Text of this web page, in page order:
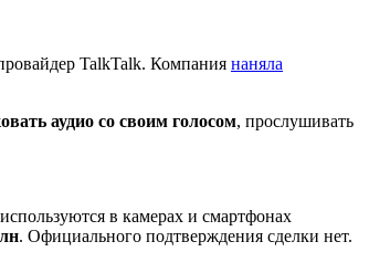
TalkTalk. Компания наняла
аудио со своим голосом, прослушивать
в камерах и смартфонах
. Официального подтверждения сделки нет.